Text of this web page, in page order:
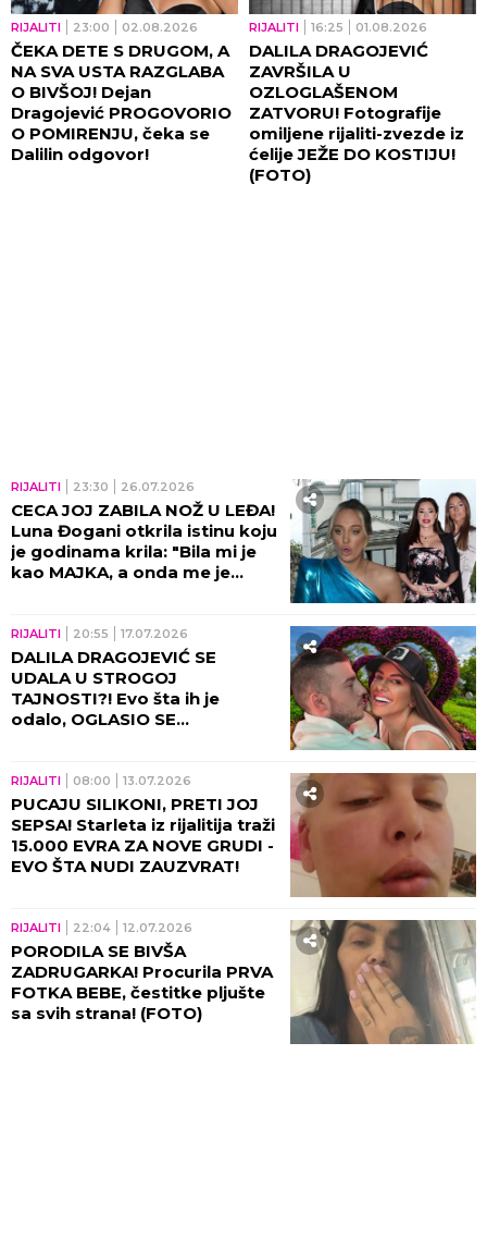
RIJALITI 23:00 02.08.2026
ČEKA DETE S DRUGOM, A
NA SVA USTA RAZGLABA
O BIVŠOJ! Dejan
Dragojević PROGOVORIO
O POMIRENJU, čeka se
Dalilin odgovor!
RIJALITI 16:25 01.08.2026
DALILA DRAGOJEVIĆ
ZAVRŠILA U
OZLOGLAŠENOM
ZATVORU! Fotografije
omiljene rijaliti-zvezde iz
ćelije JEŽE DO KOSTIJU!
(FOTO)
RIJALITI 23:30 26.07.2026
CECA JOJ ZABILA NOŽ U LEĐA!
Luna Đogani otkrila istinu koju
je godinama krila: "Bila mi je
kao MAJKA, a onda me je
RIJALITI 20:55 17.07.2026
DALILA DRAGOJEVIĆ SE
UDALA U STROGOJ
TAJNOSTI?! Evo šta ih je
odalo, OGLASIO SE
RIJALITI 08:00 13.07.2026
PUCAJU SILIKONI, PRETI JOJ
SEPSA! Starleta iz rijalitija traži
15.000 EVRA ZA NOVE GRUDI -
EVO ŠTA NUDI ZAUZVRAT!
RIJALITI 22:04 12.07.2026
PORODILA SE BIVŠA
ZADRUGARKA! Procurila PRVA
FOTKA BEBE, čestitke pljušte
sa svih strana! (FOTO)